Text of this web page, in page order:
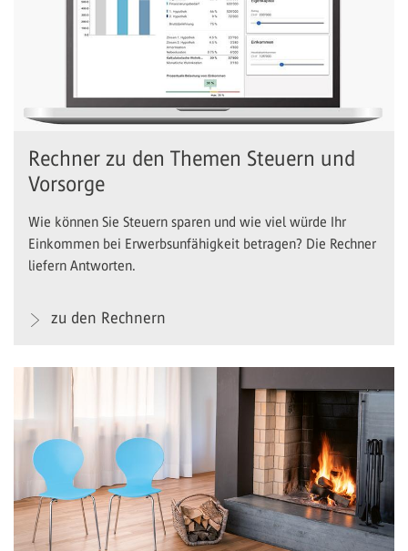
Rechner zu den Themen Steuern und
Vorsorge
Wie können Sie Steuern sparen und wie viel würde Ihr
Einkommen bei Erwerbsunfähigkeit betragen? Die Rechner
liefern Antworten.
zu den Rechnern